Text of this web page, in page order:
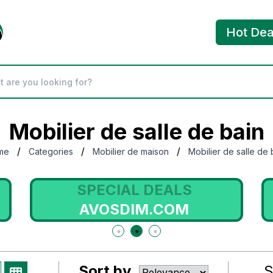
Hot
Mobilier de salle de bain
/ Categories / Mobilier de maison / Mobilier de salle de
SPECIAL DEALS
AVOSDIM.COM